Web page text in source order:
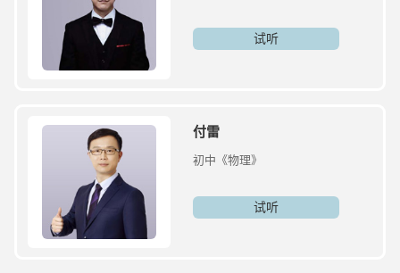
试听
付雷
初中《物理》
试听